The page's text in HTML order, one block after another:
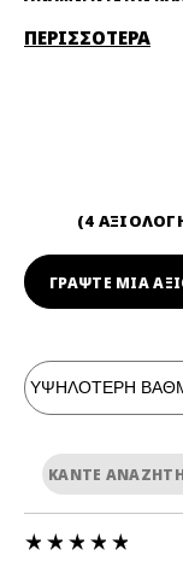
ΠΕΡΙΣΣΟΤΕΡΑ
4
ΓΡΆΨΤΕ ΜΙΑ